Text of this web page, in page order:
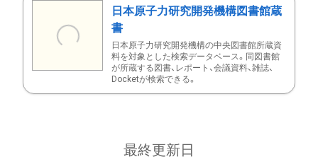
日本原子力研究開発機構図書館蔵
書
日本原子力研究開発機構の中央図書館所蔵資
料を対象とした検索データベース。同図書館
が所蔵する図書、レポート、会議資料、雑誌、
Docketが検索できる。
最終更新日